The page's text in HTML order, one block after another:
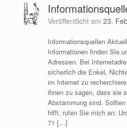
Veröffentlicht am 23.
Informationsquellen
Informationen finden Sie
Adressen. Bei
sicherlich die Enkel,
im Internet zu
ihnen zu sagen, dass sie
Abstammung sind.
hilft, rufen Sie mich an:
71 […]